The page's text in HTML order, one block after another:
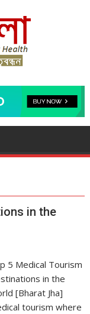
in the
5 Medical Tourism
in the
[Bharat Jha]
tourism where